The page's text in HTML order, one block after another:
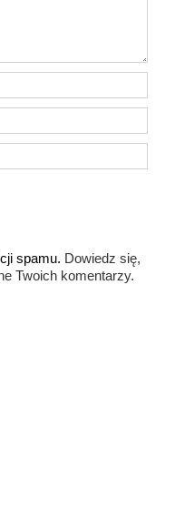
spamu. Dowiedz się,
Twoich komentarzy.